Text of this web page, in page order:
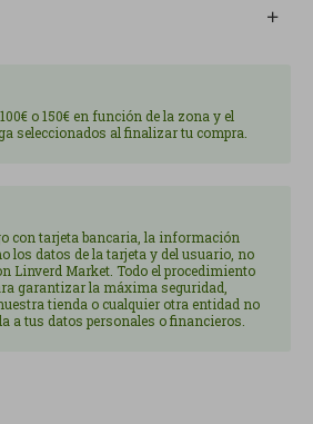
o 150€ en función de la zona y el
seleccionados al finalizar tu compra.
con tarjeta bancaria, la información
los datos de la tarjeta y del usuario, no
Linverd Market. Todo el procedimiento
garantizar la máxima seguridad,
tienda o cualquier otra entidad no
a tus datos personales o financieros.